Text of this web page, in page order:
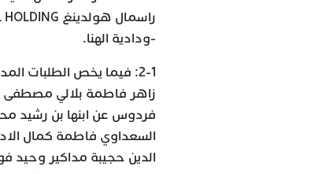
-ودادية الهنا.
2-1: فيما يخص الطلبات
زاهر فاطمة بلالي
فردوس عن ابنها بن رشيد
السعداوي فاطمة كمال
الدين حجيبة مداكير وحيد